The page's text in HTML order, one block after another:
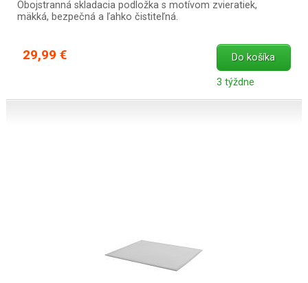
Obojstranná skladacia podložka s motívom zvieratiek,
mäkká, bezpečná a ľahko čistiteľná.
29,99 € Do košíka
3 týždne